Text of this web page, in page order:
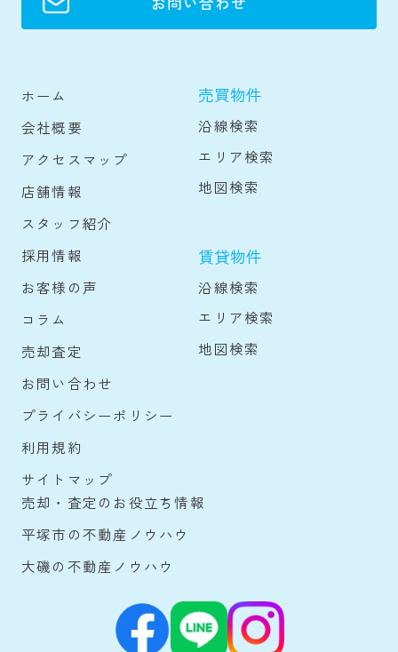
ホーム
会社概要
アクセスマップ
店舗情報
スタッフ紹介
採用情報
お客様の声
コラム
売却査定
お問い合わせ
プライバシーポリシー
利用規約
サイトマップ
売買物件
沿線検索
エリア検索
地図検索
賃貸物件
沿線検索
エリア検索
地図検索
売却・査定のお役立ち情報
平塚市の不動産ノウハウ
大磯の不動産ノウハウ